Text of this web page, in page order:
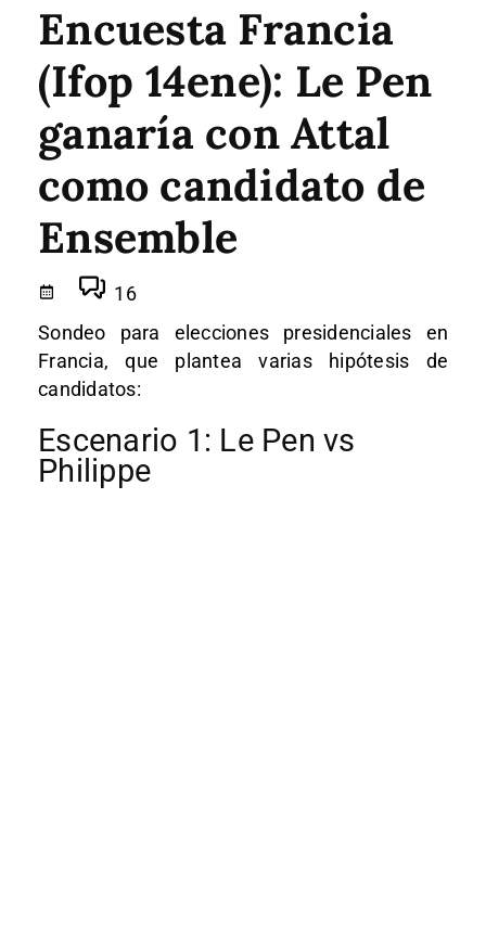
Encuesta Francia
(Ifop 14ene): Le Pen
ganaría con Attal
como candidato de
Ensemble
16
Sondeo para elecciones presidenciales en
Francia, que plantea varias hipótesis de
candidatos:
Escenario 1: Le Pen vs
Philippe